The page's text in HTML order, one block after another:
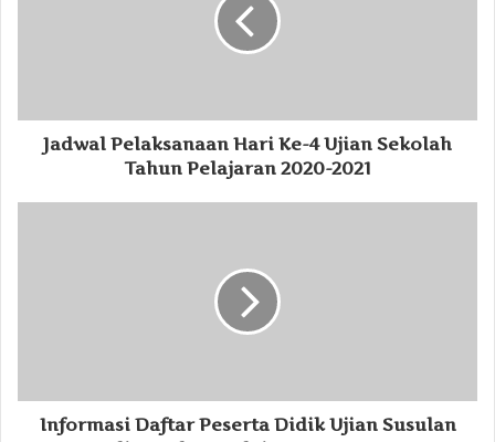
Jadwal Pelaksanaan Hari Ke-4 Ujian Sekolah
Tahun Pelajaran 2020-2021
Informasi Daftar Peserta Didik Ujian Susulan